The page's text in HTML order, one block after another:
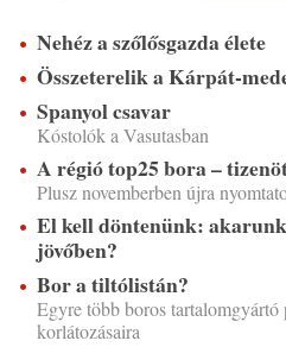
Nehéz a szőlősgazda élete
Összeterelik a Kárpát-
Spanyol csavar
Kóstolók a Vasutasban
A régió top25 bora –
Plusz novemberben újra
El kell döntenünk:
jövőben?
Bor a tiltólistán?
Egyre több boros tartalomgyártó
korlátozásaira